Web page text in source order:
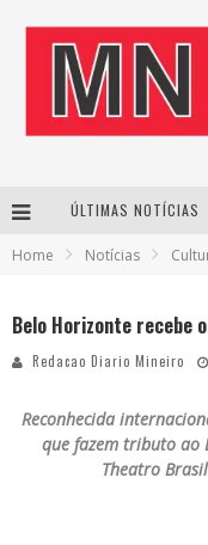
ÚLTIMAS NOTÍCIAS
Home Notícias
Belo Horizonte recebe
Redacao Diario Mineiro
Reconhecida
que fazem tributo ao
Theatro